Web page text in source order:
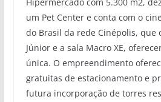
um Pet Center e conta com o
do Brasil da rede Cinépolis, que
Júnior e a sala Macro XE,
única. O empreendimento
gratuitas de estacionamento e
futura incorporação de torres